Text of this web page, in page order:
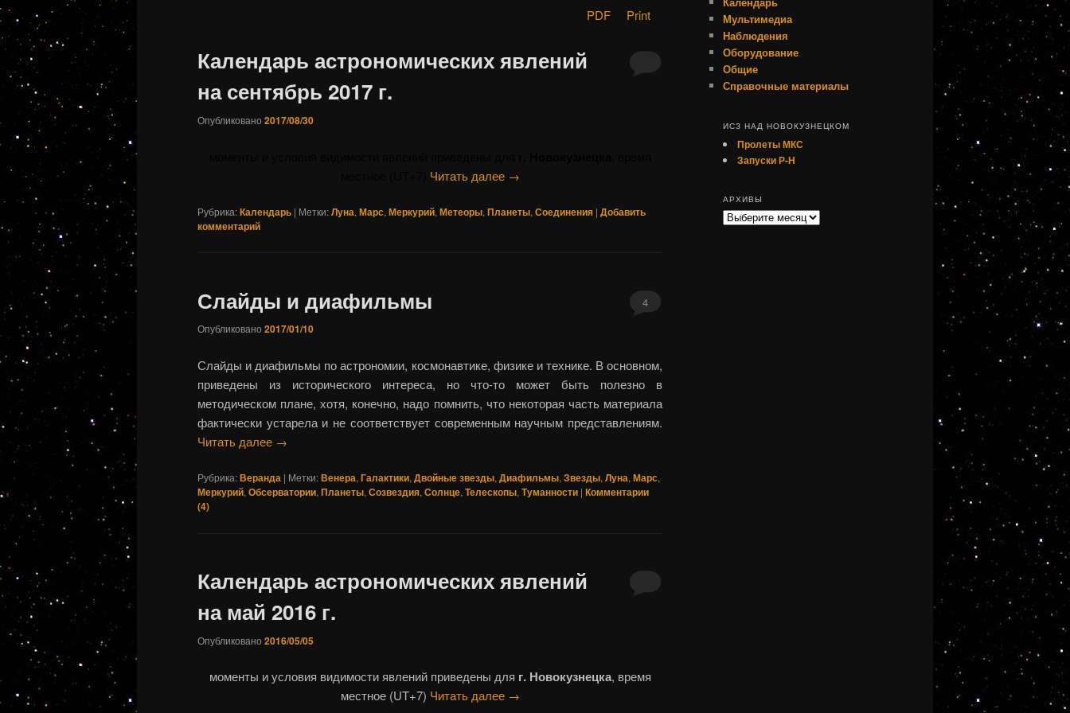
PDF Print
Календарь астрономических явлений
на сентябрь 2017 г.
Опубликовано 2017/08/30
Читать далее →
Рубрика:Календарь | Метки:Луна, Марс, Меркурий, Метеоры, Планеты, Соединения | Добавить
комментарий
Слайды и диафильмы
Опубликовано 2017/01/10
4
Слайды и диафильмы по астрономии, космонавтике, физике и технике. В основном,
приведены из исторического интереса, но что-то может быть полезно в
методическом плане, хотя, конечно, надо помнить, что некоторая часть материала
фактически устарела и не соответствует современным научным представлениям.
Читать далее →
Рубрика:Веранда | Метки:Венера, Галактики, Двойные звезды, Диафильмы, Звезды, Луна, Марс,
Меркурий, Обсерватории, Планеты, Созвездия, Солнце, Телескопы, Туманности | Комментарии
(4)
Календарь астрономических явлений
на май 2016 г.
Опубликовано 2016/05/05
моменты и условия видимости явлений приведены для г. Новокузнецка, время
местное (UT+7) Читать далее →
Мультимедиа
Наблюдения
Оборудование
Общие
Справочные материалы
ИСЗ НАД НОВОКУЗНЕЦКОМ
Пролеты МКС
Запуски Р-Н
АРХИВЫ
Архивы